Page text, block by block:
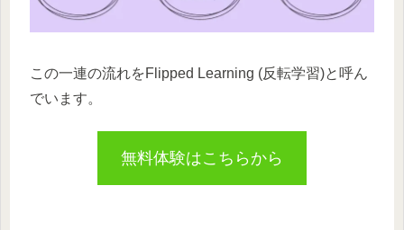
この一連の流れをFlipped Learning (反転学習)と呼ん
でいます。
無料体験はこちらから